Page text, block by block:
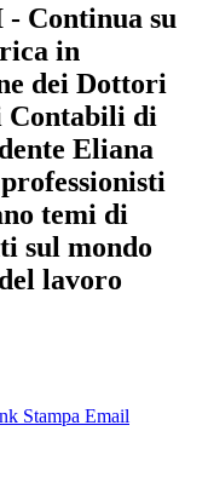
Continua su
in
dei Dottori
Contabili di
Eliana
temi di
sul mondo
lavoro
Stampa Email